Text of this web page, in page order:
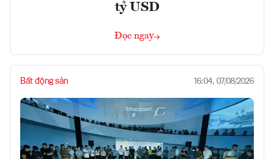
tỷ USD
Đọc ngay
Bất động sản 16:04, 07/08/2026